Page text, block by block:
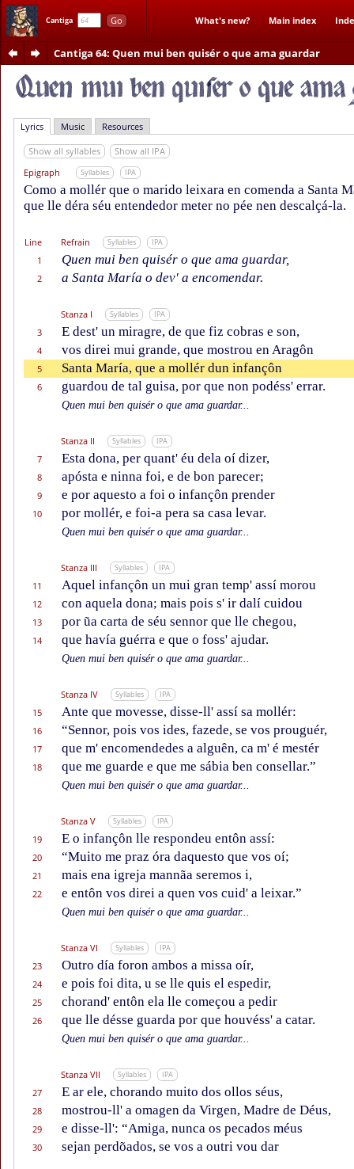
Cantiga Go What's new? Main index
Cantiga 64: Quen mui ben quisér o que ama guardar
Lyrics Music Resources
Show all syllables
Show all IPA
Epigraph
Syllables IPA
Como a mollér que o marido leixara en comenda a Santa
que lle déra séu entendedor meter no pée nen descalçá-la.
Line Refrain Syllables IPA
1 Quen mui ben quisér o que ama guardar,
2 a Santa María o dev' a encomendar.
Stanza I Syllables IPA
3 E dest' un miragre, de que fiz cobras e son,
4 vos direi mui grande, que mostrou en Aragôn
5 Santa María, que a mollér dun infançôn
6 guardou de tal guisa, por que non podéss' errar.
Quen mui ben quisér o que ama guardar...
Stanza II Syllables IPA
7 Esta dona, per quant' éu dela oí dizer,
8 apósta e ninna foi, e de bon parecer;
9 e por aquesto a foi o infançôn prender
10 por mollér, e foi-a pera sa casa levar.
Quen mui ben quisér o que ama guardar...
Stanza III Syllables IPA
11 Aquel infançôn un mui gran temp' assí morou
12 con aquela dona; mais pois s' ir dalí cuidou
13 por ũa carta de séu sennor que lle chegou,
14 que havía guérra e que o foss' ajudar.
Quen mui ben quisér o que ama guardar...
Stanza IV Syllables IPA
15 Ante que movesse, disse-ll' assí sa mollér:
16 “Sennor, pois vos ides, fazede, se vos prouguér,
17 que m' encomendedes a alguên, ca m' é mestér
18 que me guarde e que me sábia ben consellar.”
Quen mui ben quisér o que ama guardar...
Stanza V Syllables IPA
19 E o infançôn lle respondeu entôn assí:
20 “Muito me praz óra daquesto que vos oí;
21 mais ena igreja mannãa seremos i,
22 e entôn vos direi a quen vos cuid' a leixar.”
Quen mui ben quisér o que ama guardar...
Stanza VI Syllables IPA
23 Outro día foron ambos a missa oír,
24 e pois foi dita, u se lle quis el espedir,
25 chorand' entôn ela lle começou a pedir
26 que lle désse guarda por que houvéss' a catar.
Quen mui ben quisér o que ama guardar...
Stanza VII Syllables IPA
27 E ar ele, chorando muito dos ollos séus,
28 mostrou-ll' a omagen da Virgen, Madre de Déus,
29 e disse-ll': “Amiga, nunca os pecados méus
30 sejan perdõados, se vos a outri vou dar